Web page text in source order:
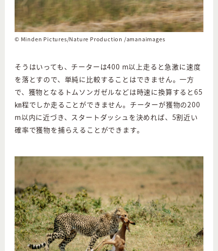
©︎ Minden Pictures/Nature Production /amanaimages
そうはいっても、チーターは400 m以上走ると急激に速度
を落とすので、単純に比較することはできません。一方
で、獲物となるトムソンガゼルなどは時速に換算すると65
㎞程でしか走ることができません。チーターが獲物の200
m以内に近づき、スタートダッシュを決めれば、5割近い
確率で獲物を捕らえることができます。